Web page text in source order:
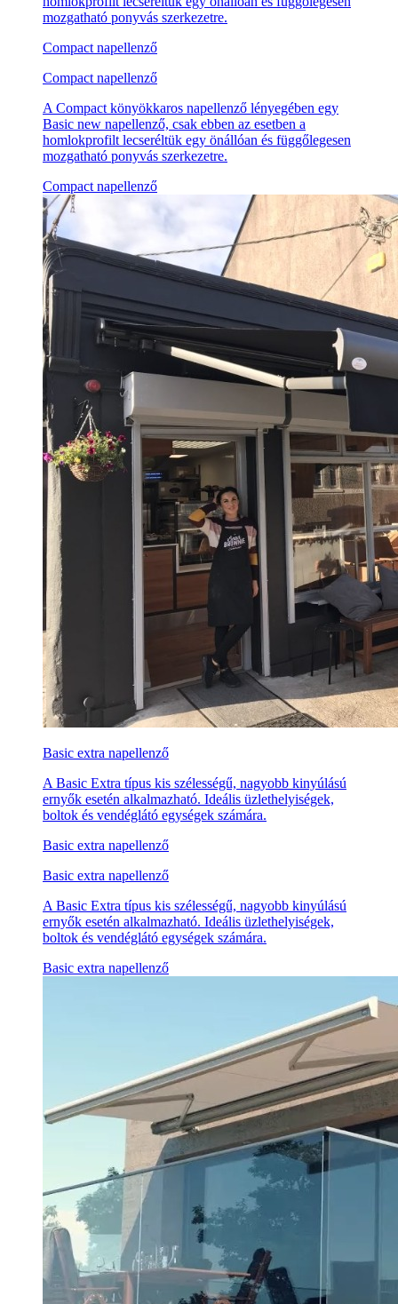
mozgatható ponyvás szerkezetre.
Compact napellenző
Compact napellenző
A Compact könyökkaros napellenző lényegében egy
Basic new napellenző, csak ebben az esetben a
homlokprofilt lecseréltük egy önállóan és függőlegesen
mozgatható ponyvás szerkezetre.
Compact napellenző
Basic extra napellenző
A Basic Extra típus kis szélességű, nagyobb kinyúlású
ernyők esetén alkalmazható. Ideális üzlethelyiségek,
boltok és vendéglátó egységek számára.
Basic extra napellenző
Basic extra napellenző
A Basic Extra típus kis szélességű, nagyobb kinyúlású
ernyők esetén alkalmazható. Ideális üzlethelyiségek,
boltok és vendéglátó egységek számára.
Basic extra napellenző